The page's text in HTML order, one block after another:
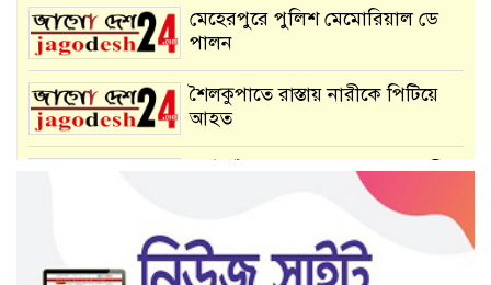
মেহেরপুরে পুলিশ মেমোরিয়াল ডে
পালন
শৈলকুপাতে রাস্তায় নারীকে পিটিয়ে
আহত
কোটচাঁদপুরে নানা আয়োজনে জাতীয়
সাভারে চলন্ত প্রাইভেটকারে হঠাৎ
আগুন!